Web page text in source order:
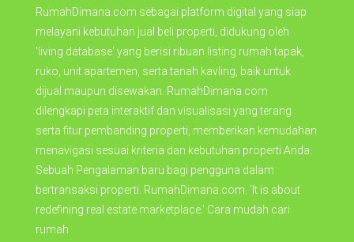
RumahDimana.com sebagai platform digital yang siap
melayani kebutuhan jual beli properti, didukung oleh
'living database' yang berisi ribuan listing rumah tapak,
ruko, unit apartemen, serta tanah kavling, baik untuk
dijual maupun disewakan. RumahDimana.com
dilengkapi peta interaktif dan visualisasi yang terang
serta fitur pembanding properti, memberikan kemudahan
menavigasi sesuai kriteria dan kebutuhan properti Anda.
Sebuah Pengalaman baru bagi pengguna dalam
bertransaksi properti. RumahDimana.com. 'It is about
redefining real estate marketplace.' Cara mudah cari
rumah